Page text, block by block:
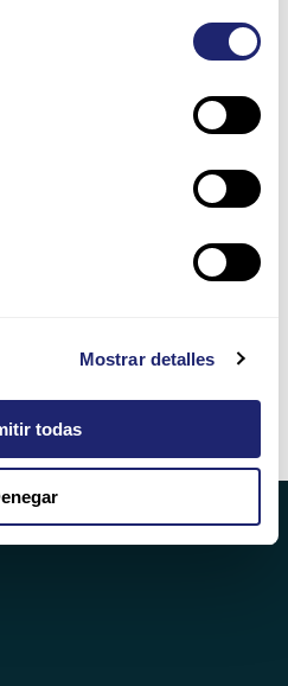
Mostrar detalles
todas
electrónico y web en este
en dígitos: